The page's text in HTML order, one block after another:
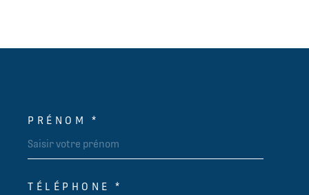
PRÉNOM *
TÉLÉPHONE *